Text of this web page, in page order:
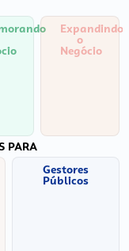
Expandindo
o
Negócio
PARA
Gestores
Públicos